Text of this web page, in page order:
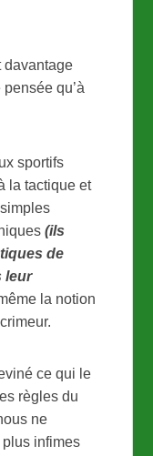
davantage
qu’à
sportifs
la tactique et
(ils
de
leur
la notion
ce qui le
règles du
ne
infimes